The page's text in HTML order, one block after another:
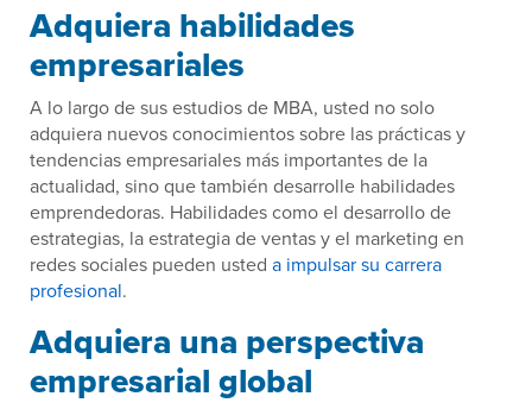
Adquiera habilidades
empresariales
A lo largo de sus estudios de MBA, usted no solo
adquiera nuevos conocimientos sobre las prácticas y
tendencias empresariales más importantes de la
actualidad, sino que también desarrolle habilidades
emprendedoras. Habilidades como el desarrollo de
estrategias, la estrategia de ventas y el marketing en
redes sociales pueden usted a impulsar su carrera
profesional.
Adquiera una perspectiva
empresarial global